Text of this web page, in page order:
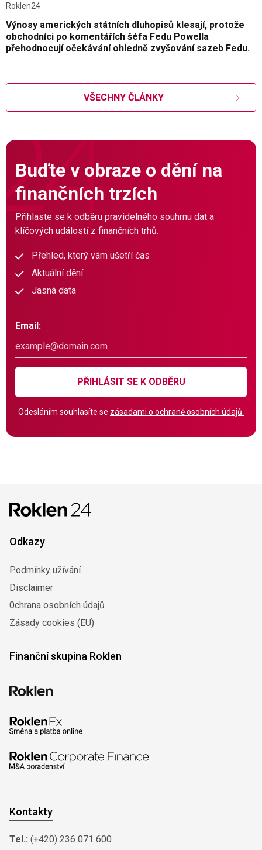
Roklen24
Výnosy amerických státních dluhopisů klesají, protože
obchodníci po komentářích šéfa Fedu Powella
přehodnocují očekávání ohledně zvyšování sazeb Fedu.
VŠECHNY ČLÁNKY
Buďte v obraze o dění na
finančních trzích
Přihlaste se k odběru pravidelného souhrnu dat a
klíčových událostí z finančních trhů.
Přehled, který vám ušetří čas
Aktuální dění
Jasná data
Email:
PŘIHLÁSIT SE K ODBĚRU
Odesláním souhlasíte se zásadami o ochraně osobních údajů.
Odkazy
Podmínky užívání
Disclaimer
0chrana osobních údajů
Zásady cookies (EU)
Finanční skupina Roklen
Kontakty
Tel.: (+420) 236 071 600